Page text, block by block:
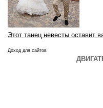
Этот танец невесты оставит
Доход для сайтов